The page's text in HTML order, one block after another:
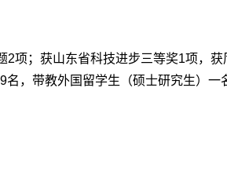
项；获山东省科技进步三等奖1项，
，带教外国留学生（硕士研究生）一